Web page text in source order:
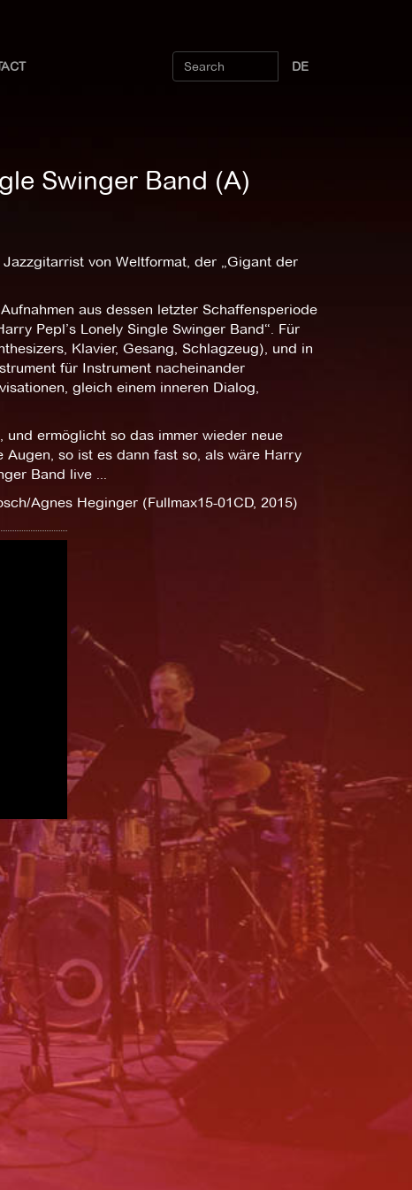
DE
Swinger Band (A)
von Weltformat, der „Gigant der
aus dessen letzter Schaffensperiode
Pepl’s Lonely Single Swinger Band“. Für
Klavier, Gesang, Schlagzeug), und in
für Instrument nacheinander
gleich einem inneren Dialog,
ermöglicht so das immer wieder neue
so ist es dann fast so, als wäre Harry
Band live ...
Agnes Heginger (Fullmax15-01CD, 2015)